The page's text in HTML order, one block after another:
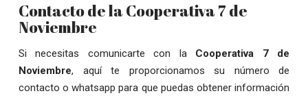
Contacto de la Cooperativa 7 de
Noviembre
Si necesitas comunicarte con la Cooperativa 7 de
Noviembre, aquí te proporcionamos su número de
contacto o whatsapp para que puedas obtener información